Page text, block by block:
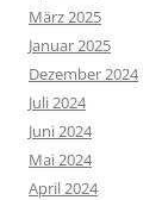
März 2025
Januar 2025
Dezember 2024
Juli 2024
Juni 2024
Mai 2024
April 2024